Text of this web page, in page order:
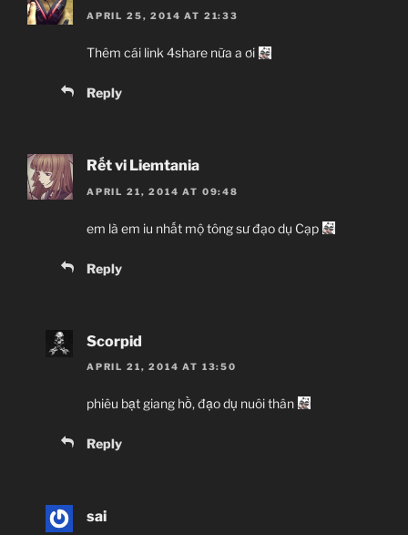
APRIL 25, 2014 AT 21:33
Thêm cái link 4share nữa a ơi
Reply
Rết vi Liemtania
APRIL 21, 2014 AT 09:48
em là em iu nhất mộ tông sư đạo dụ Cạp
Reply
Scorpid
APRIL 21, 2014 AT 13:50
phiêu bạt giang hồ, đạo dụ nuôi thân
Reply
sai